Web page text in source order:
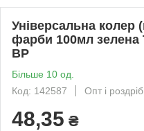
Універсальна колер
фарби 100мл зелена
BP
Більше 10 од.
Код: 142587
Опт і роздріб
48,35 ₴